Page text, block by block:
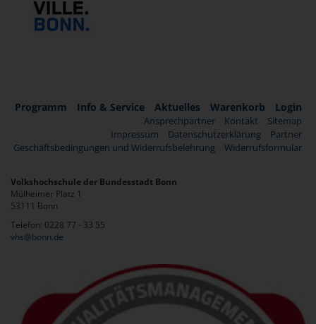
Programm Info & Service Aktuelles Warenkorb Login
Ansprechpartner Kontakt
Sitemap
Impressum
Datenschutzerklärung
Partner
Geschäftsbedingungen und Widerrufsbelehrung
Widerrufsformular
Volkshochschule der Bundesstadt Bonn
Mülheimer Platz 1
53111 Bonn
Telefon: 0228 77 - 33 55
vhs@bonn.de